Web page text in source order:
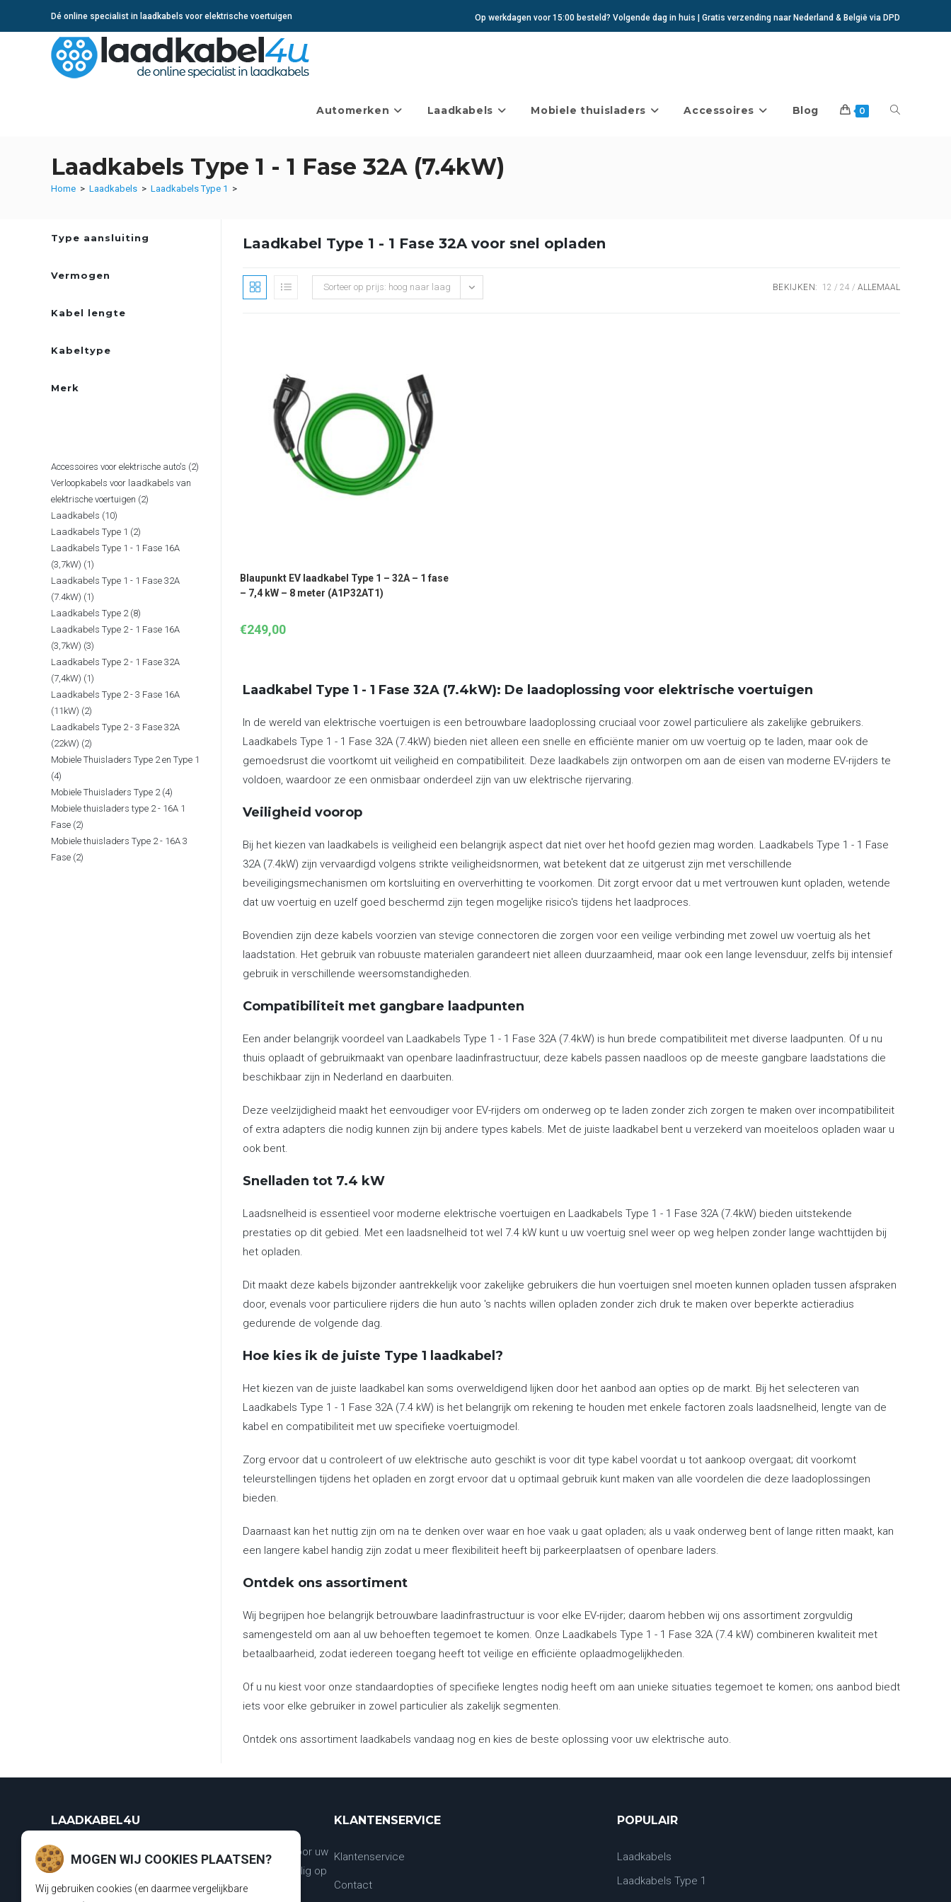
Dé online specialist in laadkabels voor elektrische voertuigen Op werkdagen voor 15:00 besteld? Volgende dag in huis | Gratis verzending naar Nederland & België via DPD
Automerken Laadkabels Mobiele thuisladers Accessoires Blog 0 Toggle
Laadkabels Type 1 - 1 Fase 32A (7.4kW)
Home > Laadkabels > Laadkabels Type 1 >
Laadkabel Type 1 - 1 Fase 32A voor snel opladen
Sorteer op prijs: hoog naar laag BEKIJKEN: 12 24 ALLEMAAL
Blaupunkt EV laadkabel Type 1 – 32A – 1 fase
– 7,4 kW – 8 meter (A1P32AT1)
€249,00
Laadkabel Type 1 - 1 Fase 32A (7.4kW): De laadoplossing voor elektrische voertuigen
In de wereld van elektrische voertuigen is een betrouwbare laadoplossing cruciaal voor zowel particuliere als zakelijke gebruikers.
Laadkabels Type 1 - 1 Fase 32A (7.4kW) bieden niet alleen een snelle en efficiënte manier om uw voertuig op te laden, maar ook de
gemoedsrust die voortkomt uit veiligheid en compatibiliteit. Deze laadkabels zijn ontworpen om aan de eisen van moderne EV-rijders te
voldoen, waardoor ze een onmisbaar onderdeel zijn van uw elektrische rijervaring.
Veiligheid voorop
Bij het kiezen van laadkabels is veiligheid een belangrijk aspect dat niet over het hoofd gezien mag worden. Laadkabels Type 1 - 1 Fase
32A (7.4kW) zijn vervaardigd volgens strikte veiligheidsnormen, wat betekent dat ze uitgerust zijn met verschillende
beveiligingsmechanismen om kortsluiting en oververhitting te voorkomen. Dit zorgt ervoor dat u met vertrouwen kunt opladen, wetende
dat uw voertuig en uzelf goed beschermd zijn tegen mogelijke risico's tijdens het laadproces.
Bovendien zijn deze kabels voorzien van stevige connectoren die zorgen voor een veilige verbinding met zowel uw voertuig als het
laadstation. Het gebruik van robuuste materialen garandeert niet alleen duurzaamheid, maar ook een lange levensduur, zelfs bij intensief
gebruik in verschillende weersomstandigheden.
Compatibiliteit met gangbare laadpunten
Een ander belangrijk voordeel van Laadkabels Type 1 - 1 Fase 32A (7.4kW) is hun brede compatibiliteit met diverse laadpunten. Of u nu
thuis oplaadt of gebruikmaakt van openbare laadinfrastructuur, deze kabels passen naadloos op de meeste gangbare laadstations die
beschikbaar zijn in Nederland en daarbuiten.
Deze veelzijdigheid maakt het eenvoudiger voor EV-rijders om onderweg op te laden zonder zich zorgen te maken over incompatibiliteit
of extra adapters die nodig kunnen zijn bij andere types kabels. Met de juiste laadkabel bent u verzekerd van moeiteloos opladen waar u
ook bent.
Snelladen tot 7.4 kW
Laadsnelheid is essentieel voor moderne elektrische voertuigen en Laadkabels Type 1 - 1 Fase 32A (7.4kW) bieden uitstekende
prestaties op dit gebied. Met een laadsnelheid tot wel 7.4 kW kunt u uw voertuig snel weer op weg helpen zonder lange wachttijden bij
het opladen.
Dit maakt deze kabels bijzonder aantrekkelijk voor zakelijke gebruikers die hun voertuigen snel moeten kunnen opladen tussen afspraken
door, evenals voor particuliere rijders die hun auto 's nachts willen opladen zonder zich druk te maken over beperkte actieradius
gedurende de volgende dag.
Hoe kies ik de juiste Type 1 laadkabel?
Het kiezen van de juiste laadkabel kan soms overweldigend lijken door het aanbod aan opties op de markt. Bij het selecteren van
Laadkabels Type 1 - 1 Fase 32A (7.4 kW) is het belangrijk om rekening te houden met enkele factoren zoals laadsnelheid, lengte van de
kabel en compatibiliteit met uw specifieke voertuigmodel.
Zorg ervoor dat u controleert of uw elektrische auto geschikt is voor dit type kabel voordat u tot aankoop overgaat; dit voorkomt
teleurstellingen tijdens het opladen en zorgt ervoor dat u optimaal gebruik kunt maken van alle voordelen die deze laadoplossingen
bieden.
Daarnaast kan het nuttig zijn om na te denken over waar en hoe vaak u gaat opladen; als u vaak onderweg bent of lange ritten maakt, kan
een langere kabel handig zijn zodat u meer flexibiliteit heeft bij parkeerplaatsen of openbare laders.
Ontdek ons assortiment
Wij begrijpen hoe belangrijk betrouwbare laadinfrastructuur is voor elke EV-rijder; daarom hebben wij ons assortiment zorgvuldig
samengesteld om aan al uw behoeften tegemoet te komen. Onze Laadkabels Type 1 - 1 Fase 32A (7.4 kW) combineren kwaliteit met
betaalbaarheid, zodat iedereen toegang heeft tot veilige en efficiënte oplaadmogelijkheden.
Of u nu kiest voor onze standaardopties of specifieke lengtes nodig heeft om aan unieke situaties tegemoet te komen; ons aanbod biedt
iets voor elke gebruiker in zowel particulier als zakelijk segmenten.
Ontdek ons assortiment laadkabels vandaag nog en kies de beste oplossing voor uw elektrische auto.
Type aansluiting
Vermogen
Kabel lengte
Kabeltype
Merk
Accessoires voor elektrische auto's 22
Verloopkabels voor laadkabels van
elektrische voertuigen 22
Laadkabels 1010
producten
Laadkabels Type 1 22
producten
Laadkabels Type 1 - 1 Fase 16A
(3,7kW) 11
product
Laadkabels Type 1 - 1 Fase 32A
(7.4kW) 11
product
Laadkabels Type 2 88
producten
Laadkabels Type 2 - 1 Fase 16A
(3,7kW) 33
producten
Laadkabels Type 2 - 1 Fase 32A
(7,4kW) 11
product
Laadkabels Type 2 - 3 Fase 16A
(11kW) 22
producten
Laadkabels Type 2 - 3 Fase 32A
(22kW) 22
producten
Mobiele Thuisladers Type 2 en Type 1
44
producten
Mobiele Thuisladers Type 2 44
producten
Mobiele thuisladers type 2 - 16A 1
Fase 22
producten
Mobiele thuisladers Type 2 - 16A 3
Fase 22
LAADKABEL4U
Wij zijn dé specialist in de verkoop van laadkabels voor uw
elektrische voertuig. Met onze producten laadt u veilig op
en staat u nooit zonder een lege batterij.
KLANTENSERVICE
Klantenservice
Contact
POPULAIR
Laadkabels
Laadkabels Type 1
MOGEN WIJ COOKIES PLAATSEN?
Wij gebruiken cookies (en daarmee vergelijkbare